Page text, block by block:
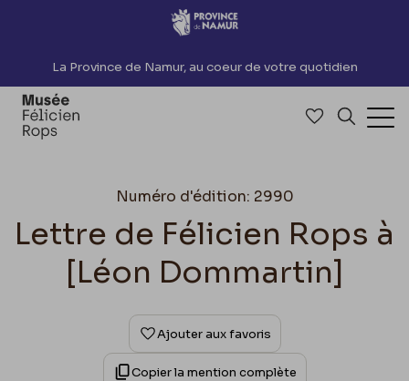
Accèder directement au contenu
La Province de Namur, au coeur de votre quotidien
Accéder à
Numéro d'édition: 2990
Lettre de Félicien Rops à
[Léon Dommartin]
Ajouter aux favoris
Copier la mention complète